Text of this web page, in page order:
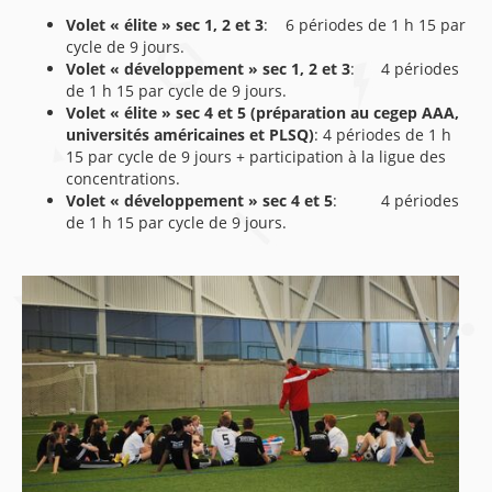
Volet « élite » sec 1, 2 et 3: 6 périodes de 1 h 15 par
cycle de 9 jours.
Volet « développement » sec 1, 2 et 3: 4 périodes
de 1 h 15 par cycle de 9 jours.
Volet « élite » sec 4 et 5 (préparation au cegep AAA,
universités américaines et PLSQ): 4 périodes de 1 h
15 par cycle de 9 jours + participation à la ligue des
concentrations.
Volet « développement » sec 4 et 5: 4 périodes
de 1 h 15 par cycle de 9 jours.